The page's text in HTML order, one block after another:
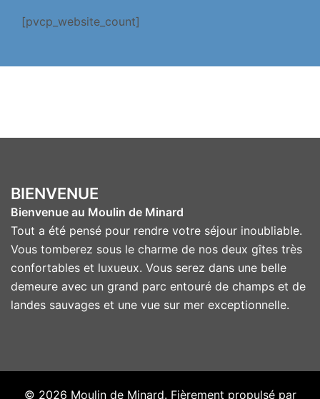
[pvcp_website_count]
BIENVENUE
Bienvenue au Moulin de Minard
Tout a été pensé pour rendre votre séjour inoubliable.
Vous tomberez sous le charme de nos deux gîtes très
confortables et luxueux. Vous serez dans une belle
demeure avec un grand parc entouré de champs et de
landes sauvages et une vue sur mer exceptionnelle.
© 2026 Moulin de Minard. Fièrement propulsé par